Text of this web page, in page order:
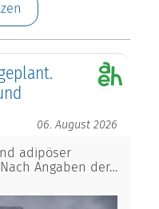
06. August 2026
adipöser
Angaben der…